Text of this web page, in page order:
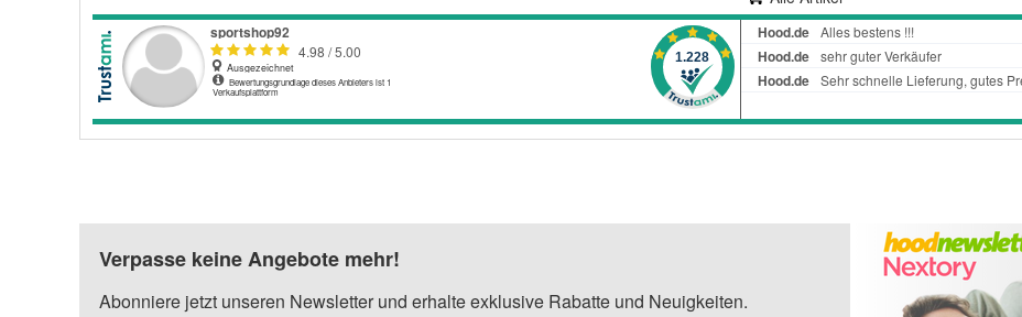
Verpasse keine Angebote mehr!
Abonniere jetzt unseren Newsletter und erhalte exklusive Rabatte und Neuigkeiten.